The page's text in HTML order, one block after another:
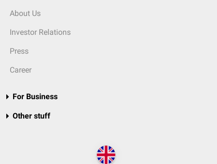
About Us
Investor Relations
Press
Career
For Business
Other stuff